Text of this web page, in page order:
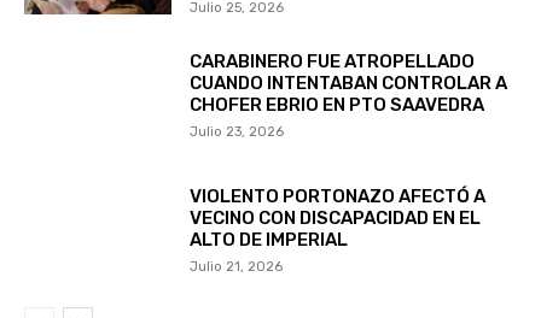
Julio 25, 2026
CARABINERO FUE ATROPELLADO
CUANDO INTENTABAN CONTROLAR A
CHOFER EBRIO EN PTO SAAVEDRA
Julio 23, 2026
VIOLENTO PORTONAZO AFECTÓ A
VECINO CON DISCAPACIDAD EN EL
ALTO DE IMPERIAL
Julio 21, 2026